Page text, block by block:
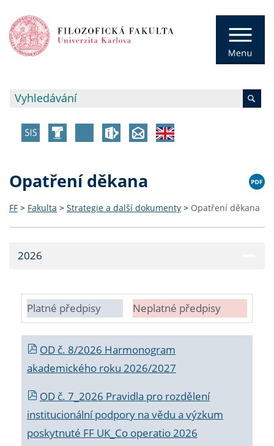
Opatření děkana
FF > Fakulta > Strategie a další dokumenty > Opatření děkana
2026
Platné předpisy Neplatné předpisy
OD č. 8/2026 Harmonogram
akademického roku 2026/2027
OD č. 7_2026 Pravidla pro rozdělení
institucionální podpory na vědu a výzkum
poskytnuté FF UK_Co operatio 2026